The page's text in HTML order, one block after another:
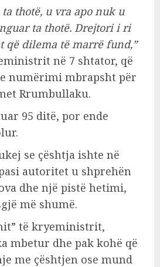
thotë, u vra apo nuk u
ta thotë. Drejtori i ri
që dilema të marrë fund,”
në 7 shtator, që
numërimi mbrapsht për
Rrumbullaku.
95 ditë, por ende
se çështja ishte në
autoritet u shprehën
dhe një pistë hetimi,
më shumë.
të kryeministrit,
mbetur dhe pak kohë që
me çështjen ose mund